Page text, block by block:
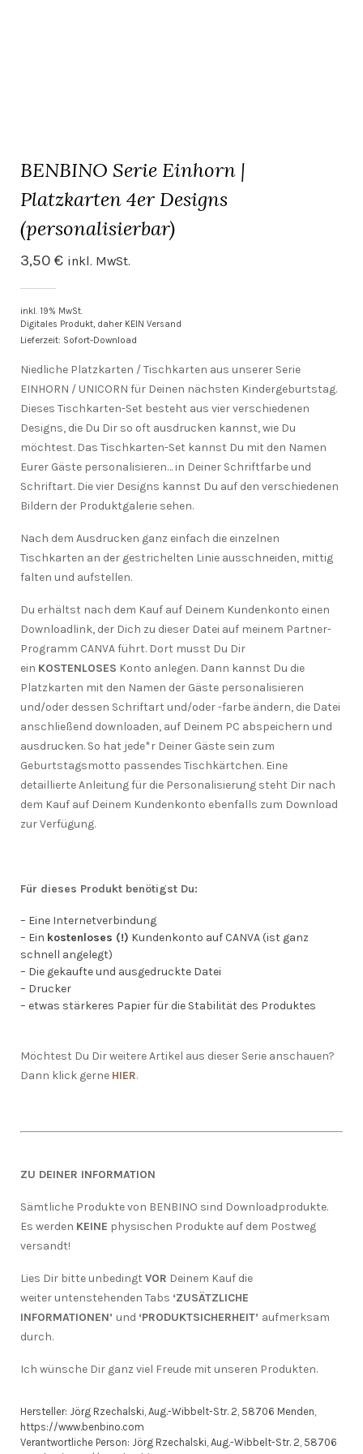
BENBINO Serie Einhorn |
Platzkarten 4er Designs
(personalisierbar)
3,50 € inkl. MwSt.
inkl. 19% MwSt.
Digitales Produkt, daher KEIN Versand
Lieferzeit: Sofort-Download
Niedliche Platzkarten / Tischkarten aus unserer Serie
EINHORN / UNICORN für Deinen nächsten Kindergeburtstag.
Dieses Tischkarten-Set besteht aus vier verschiedenen
Designs, die Du Dir so oft ausdrucken kannst, wie Du
möchtest. Das Tischkarten-Set kannst Du mit den Namen
Eurer Gäste personalisieren… in Deiner Schriftfarbe und
Schriftart. Die vier Designs kannst Du auf den verschiedenen
Bildern der Produktgalerie sehen.
Nach dem Ausdrucken ganz einfach die einzelnen
Tischkarten an der gestrichelten Linie ausschneiden, mittig
falten und aufstellen.
Du erhältst nach dem Kauf auf Deinem Kundenkonto einen
Downloadlink, der Dich zu dieser Datei auf meinem Partner-
Programm CANVA führt. Dort musst Du Dir
ein KOSTENLOSES Konto anlegen. Dann kannst Du die
Platzkarten mit den Namen der Gäste personalisieren
und/oder dessen Schriftart und/oder -farbe ändern, die Datei
anschließend downloaden, auf Deinem PC abspeichern und
ausdrucken. So hat jede*r Deiner Gäste sein zum
Geburtstagsmotto passendes Tischkärtchen. Eine
detaillierte Anleitung für die Personalisierung steht Dir nach
dem Kauf auf Deinem Kundenkonto ebenfalls zum Download
zur Verfügung.
Für dieses Produkt benötigst Du:
– Eine Internetverbindung
– Ein kostenloses (!) Kundenkonto auf CANVA (ist ganz
schnell angelegt)
– Die gekaufte und ausgedruckte Datei
– Drucker
– etwas stärkeres Papier für die Stabilität des Produktes
Möchtest Du Dir weitere Artikel aus dieser Serie anschauen?
Dann klick gerne HIER.
ZU DEINER INFORMATION
Sämtliche Produkte von BENBINO sind Downloadprodukte.
Es werden KEINE physischen Produkte auf dem Postweg
versandt!
Lies Dir bitte unbedingt VOR Deinem Kauf die
weiter untenstehenden Tabs ‘ZUSÄTZLICHE
INFORMATIONEN’ und ‘PRODUKTSICHERHEIT’ aufmerksam
durch.
Ich wünsche Dir ganz viel Freude mit unseren Produkten.
Hersteller: Jörg Rzechalski, Aug.-Wibbelt-Str. 2, 58706 Menden,
https://www.benbino.com
Verantwortliche Person: Jörg Rzechalski, Aug.-Wibbelt-Str. 2, 58706